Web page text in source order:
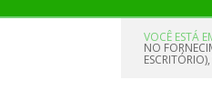
VOCÊ ESTÁ
NO